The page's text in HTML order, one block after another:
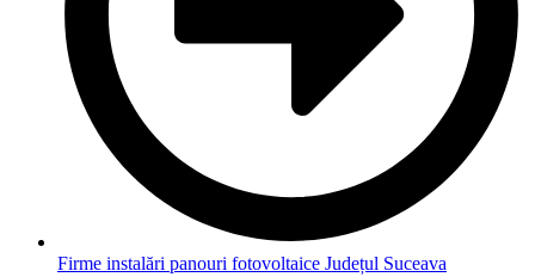
Firme instalări panouri fotovoltaice Județul Suceava